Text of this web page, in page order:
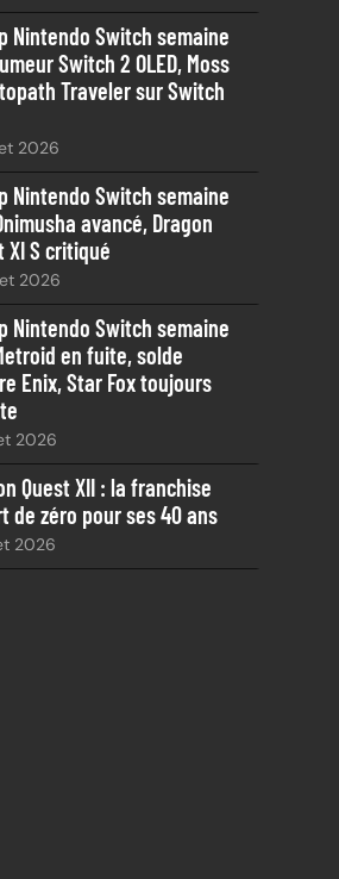
Nintendo Switch semaine
Switch 2 OLED, Moss
Traveler sur Switch
2026
Nintendo Switch semaine
avancé, Dragon
XI S critiqué
2026
Nintendo Switch semaine
en fuite, solde
Enix, Star Fox toujours
2026
Quest XII : la franchise
de zéro pour ses 40 ans
2026